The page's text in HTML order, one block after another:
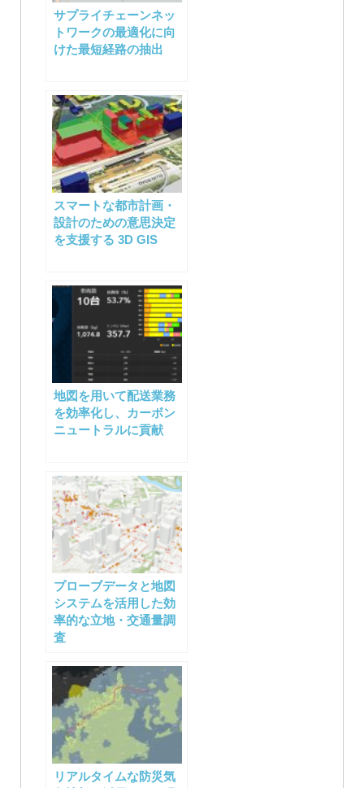
サプライチェーンネッ
トワークの最適化に向
けた最短経路の抽出
スマートな都市計画・
設計のための意思決定
を支援する 3D GIS
地図を用いて配送業務
を効率化し、カーボン
ニュートラルに貢献
プローブデータと地図
システムを活用した効
率的な立地・交通量調
査
リアルタイムな防災気